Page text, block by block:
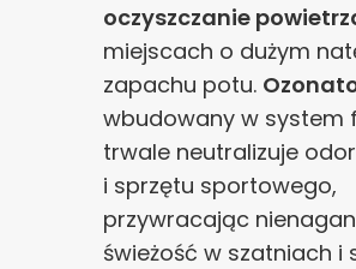
oczyszczanie
miejscach o dużym
zapachu potu.
wbudowany w system
trwale neutralizuje
i sprzętu sportowego,
przywracając
świeżość w szatniach i